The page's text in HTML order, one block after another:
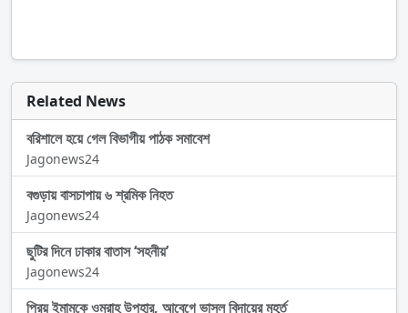
Related News
বরিশালে হয়ে গেল বিভাগীয় পাঠক সমাবেশ
Jagonews24
বগুড়ায় বাসচাপায় ৬ শ্রমিক নিহত
Jagonews24
ছুটির দিনে ঢাকার বাতাস ‘সহনীয়’
Jagonews24
প্রিয় ইমামকে ওমরাহ উপহার, আবেগে ভাসল বিদায়ের মুহূর্ত